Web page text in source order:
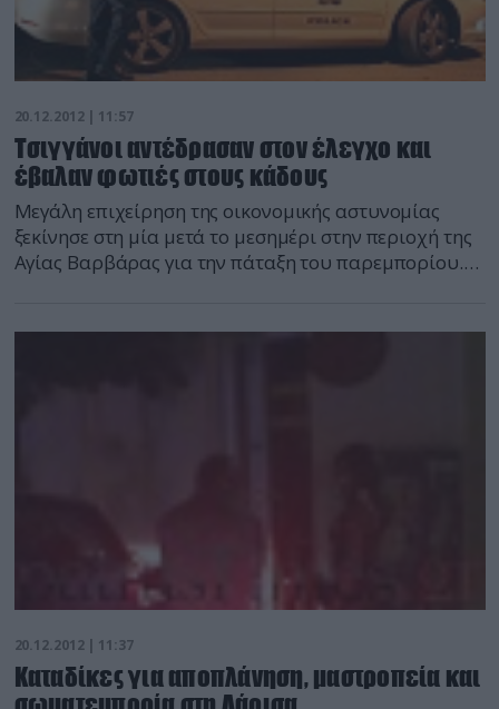
20.12.2012 | 11:57
Τσιγγάνοι αντέδρασαν στον έλεγχο και
έβαλαν φωτιές στους κάδους
Μεγάλη επιχείρηση της οικονομικής αστυνομίας
ξεκίνησε στη μία μετά το μεσημέρι στην περιοχή της
Αγίας Βαρβάρας για την πάταξη του παρεμπορίου.
αντέδρασαν δυναμικά βάζοντας φωτιές σε κάδους με
20.12.2012 | 11:37
Καταδίκες για αποπλάνηση, μαστροπεία και